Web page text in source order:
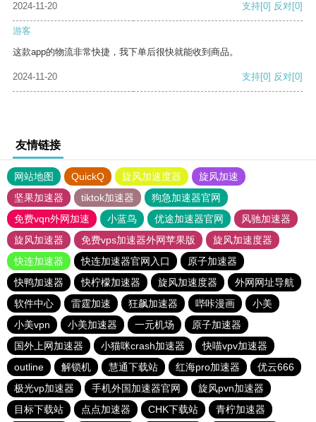
2024-11-20 支持[0] 反对[0]
游客
这款app的物流非常快捷，我下单后很快就能收到商品。
2024-11-20 支持[0] 反对[0]
友情链接
网站地图 QuickQ 旋风加速度器
旋风加速
坚果加速器
tiktok加速器
狗急加速器官网
免费vqn外网加速
小蓝鸟 优途加速器官网
风驰加速器
旋风加速器
免费vps加速器外网苹果版
旋风加速度器
快连加速器
快连加速器官网入口
原子加速器
快鸭加速器
快柠檬加速器 旋风加速度器
外网网址导航
软件中心
雷霆加速 狂飙加速器 哔咔漫画
小美
小美vpn
小美加速器 一元机场
原子加速器
国外上网加速器
小猫咪crash加速器
快喵vpv加速器
outline
解锁机 慧通下载站 红海pro加速器
优云666
极光vp加速器
手机外国加速器官网
旋风pvn加速器
目标下载站
点点加速器 CHK下载站 青柠加速器